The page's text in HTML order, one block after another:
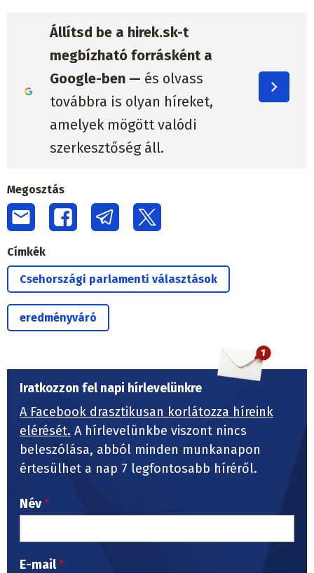
Állítsd be a hirek.sk-t
megbízható forrásként a
Google-ben — és olvass
továbbra is olyan híreket,
amelyek mögött valódi
szerkesztőség áll.
Megosztás
Címkék
Csehországi parlamenti választások
eredményváró
Iratkozzon fel napi hírlevelünkre
A Facebook drasztikusan korlátozza híreink
elérését. A hírlevelünkbe viszont nincs
beleszólása, abból minden munkanapon
értesülhet a nap 7 legfontosabb híréről.
Név
E-mail